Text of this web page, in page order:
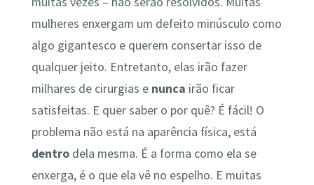
mulheres enxergam um defeito minúsculo como
algo gigantesco e querem consertar isso de
qualquer jeito. Entretanto, elas irão fazer
milhares de cirurgias e nunca irão ficar
satisfeitas. E quer saber o por quê? É fácil! O
problema não está na aparência física, está
dentrodela mesma. É a forma como ela se
enxerga, é o que ela vê no espelho. E muitas